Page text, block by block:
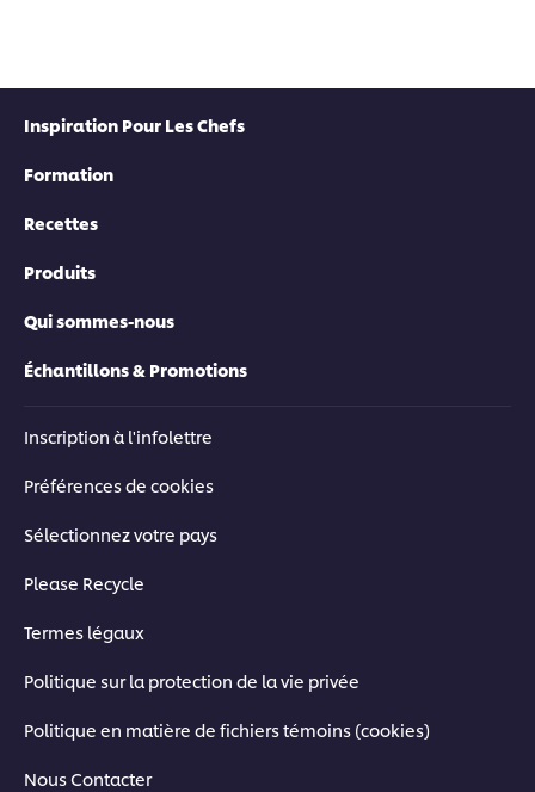
Inspiration Pour Les Chefs
Formation
Recettes
Produits
Qui sommes-nous
Échantillons & Promotions
Inscription à l'infolettre
Préférences de cookies
Sélectionnez votre pays
Please Recycle
Termes légaux
Politique sur la protection de la vie privée
Politique en matière de fichiers témoins (cookies)
Nous Contacter